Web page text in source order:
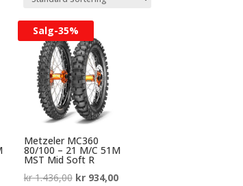
Salg-35%
Metzeler MC360
80/100 – 21 M/C 51M
MST Mid Soft R
kr1.436,00 Opprinnelig
kr934,00Nåværende